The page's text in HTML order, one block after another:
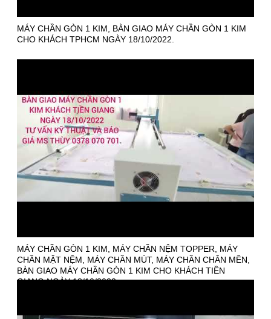
MÁY CHẦN GÒN 1 KIM, BÀN GIAO MÁY CHẦN GÒN 1 KIM
CHO KHÁCH TPHCM NGÀY 18/10/2022.
MÁY CHẦN GÒN 1 KIM, MÁY CHẦN NỆM TOPPER, MÁY
CHẦN MẶT NỆM, MÁY CHẦN MÚT, MÁY CHẦN CHĂN MỀN,
BÀN GIAO MÁY CHẦN GÒN 1 KIM CHO KHÁCH TIỀN
GIANG NGÀY 18/10/2022